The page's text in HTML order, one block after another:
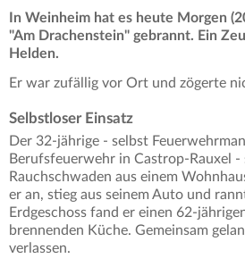
In Weinheim hat es heute Morgen
"Am Drachenstein" gebrannt. Ein
Helden.
Er war zufällig vor Ort und zögerte
Selbstloser Einsatz
Der 32-jährige - selbst
Berufsfeuerwehr in Castrop-Rauxel -
Rauchschwaden aus einem
er an, stieg aus seinem Auto und
Erdgeschoss fand er einen 62-
brennenden Küche. Gemeinsam
verlassen.